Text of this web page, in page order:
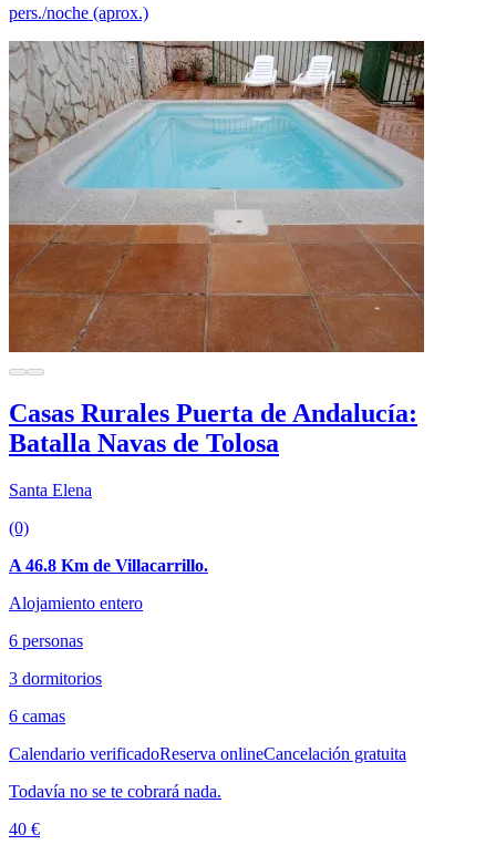
pers./noche (aprox.)
Casas Rurales Puerta de Andalucía:
Batalla Navas de Tolosa
Santa Elena
(0)
A 46.8 Km de Villacarrillo.
Alojamiento entero
6 personas
3 dormitorios
6 camas
Calendario verificadoReserva onlineCancelación gratuita
Todavía no se te cobrará nada.
40 €